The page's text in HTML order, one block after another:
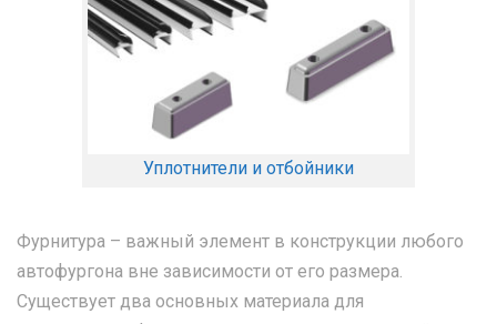
Уплотнители и отбойники
Фурнитура – важный элемент в конструкции любого
автофургона вне зависимости от его размера.
Существует два основных материала для